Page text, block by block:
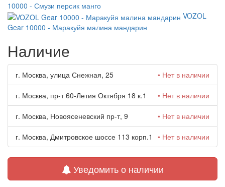
10000 - Смузи персик манго
VOZOL
Gear 10000 - Маракуйя малина мандарин
Наличие
г. Москва, улица Снежная, 25 • Нет в наличии
г. Москва, пр-т 60-Летия Октября 18 к.1 • Нет в наличии
г. Москва, Новоясеневский пр-т, 9 • Нет в наличии
г. Москва, Дмитровское шоссе 113 корп.1 • Нет в наличии
Уведомить о наличии